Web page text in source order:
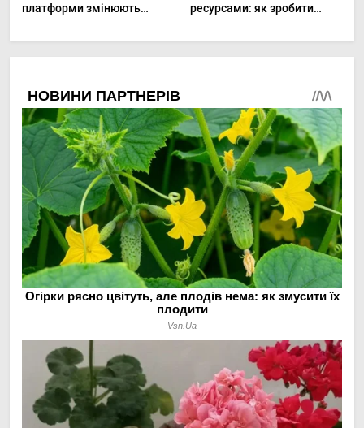
платформи змінюють
овочами
ресурсами: як зробити
до посухи